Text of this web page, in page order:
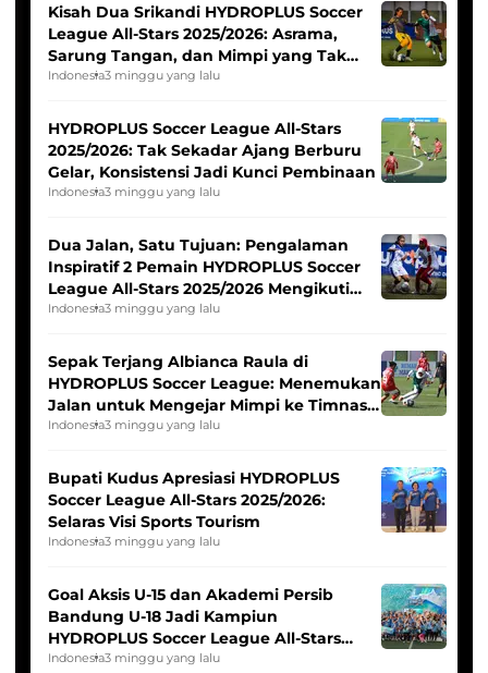
Kisah Dua Srikandi HYDROPLUS Soccer
League All-Stars 2025/2026: Asrama,
Sarung Tangan, dan Mimpi yang Tak
Pernah Padam
Indonesia3 minggu yang lalu
HYDROPLUS Soccer League All-Stars
2025/2026: Tak Sekadar Ajang Berburu
Gelar, Konsistensi Jadi Kunci Pembinaan
Indonesia3 minggu yang lalu
Dua Jalan, Satu Tujuan: Pengalaman
Inspiratif 2 Pemain HYDROPLUS Soccer
League All-Stars 2025/2026 Mengikuti
Seleksi Timnas Indonesia Putri
Indonesia3 minggu yang lalu
Sepak Terjang Albianca Raula di
HYDROPLUS Soccer League: Menemukan
Jalan untuk Mengejar Mimpi ke Timnas
Indonesia Putri
Indonesia3 minggu yang lalu
Bupati Kudus Apresiasi HYDROPLUS
Soccer League All-Stars 2025/2026:
Selaras Visi Sports Tourism
Indonesia3 minggu yang lalu
Goal Aksis U-15 dan Akademi Persib
Bandung U-18 Jadi Kampiun
HYDROPLUS Soccer League All-Stars
2025/2026
Indonesia3 minggu yang lalu